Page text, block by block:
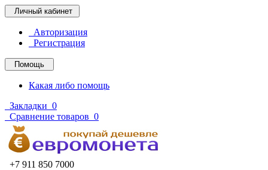
Личный кабинет
Авторизация
Регистрация
Помощь
Какая либо помощь
Закладки 0
Сравнение товаров 0
+7 911 850 7000